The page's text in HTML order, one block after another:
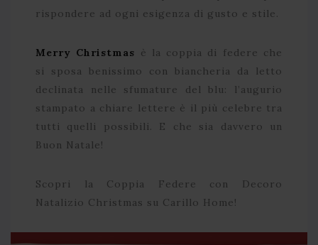
rispondere ad ogni esigenza di gusto e stile.
Merry Christmas è la coppia di federe che
si sposa benissimo con biancheria da letto
declinata nelle sfumature del blu: l’augurio
stampato a chiare lettere è il più celebre tra
tutti quelli possibili. E che sia davvero un
Buon Natale!
Scopri la Coppia Federe con Decoro
Natalizio Christmas su Carillo Home!